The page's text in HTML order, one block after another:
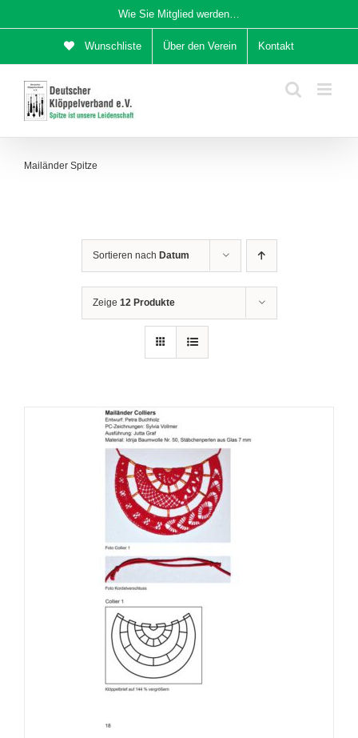
Inhalt
Wie Sie Mitglied werden…
Wunschliste Über den Verein Kontakt
Mailänder Spitze
Sortieren nach Datum
Zeige 12 Produkte